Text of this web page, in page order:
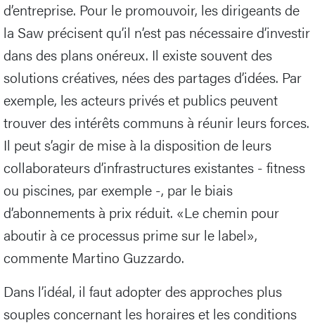
d’entreprise. Pour le promouvoir, les dirigeants de
la Saw précisent qu’il n’est pas nécessaire d’investir
dans des plans onéreux. Il existe souvent des
solutions créatives, nées des partages d’idées. Par
exemple, les acteurs privés et publics peuvent
trouver des intérêts communs à réunir leurs forces.
Il peut s’agir de mise à la disposition de leurs
collaborateurs d’infrastructures existantes - fitness
ou piscines, par exemple -, par le biais
d’abonnements à prix réduit. «Le chemin pour
aboutir à ce processus prime sur le label»,
commente Martino Guzzardo.
Dans l’idéal, il faut adopter des approches plus
souples concernant les horaires et les conditions